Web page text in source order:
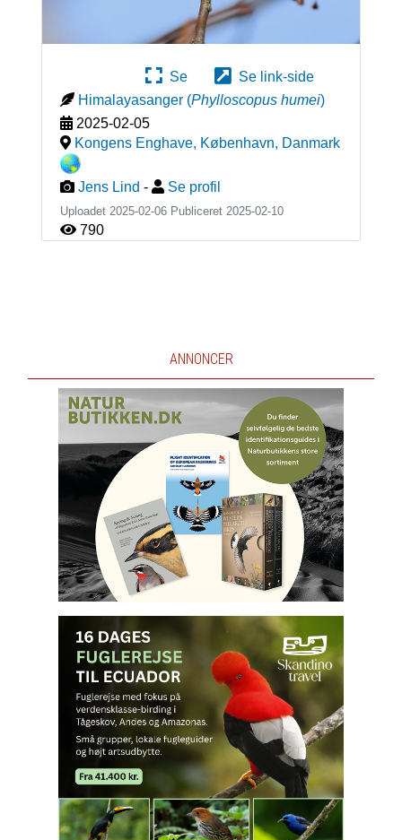
Se
Se link-side
Himalayasanger (Phylloscopus humei)
2025-02-05
Kongens Enghave, København, Danmark
Jens Lind - Se profil
Uploadet 2025-02-06 Publiceret 2025-02-10
790
ANNONCER